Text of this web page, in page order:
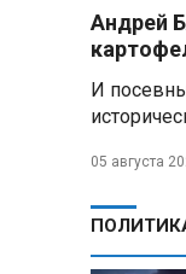
Андрей
И
05 августа